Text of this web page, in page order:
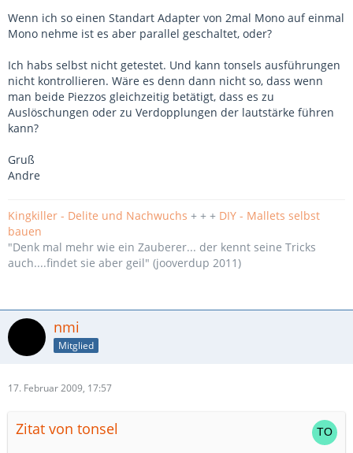
Wenn ich so einen Standart Adapter von 2mal Mono auf einmal
Mono nehme ist es aber parallel geschaltet, oder?
Ich habs selbst nicht getestet. Und kann tonsels ausführungen
nicht kontrollieren. Wäre es denn dann nicht so, dass wenn
man beide Piezzos gleichzeitig betätigt, dass es zu
Auslöschungen oder zu Verdopplungen der lautstärke führen
kann?
Gruß
Andre
Kingkiller - Delite und Nachwuchs + + + DIY - Mallets selbst
bauen
"Denk mal mehr wie ein Zauberer... der kennt seine Tricks
auch....findet sie aber geil" (jooverdup 2011)
nmi
Mitglied
17. Februar 2009, 17:57
Zitat von tonsel